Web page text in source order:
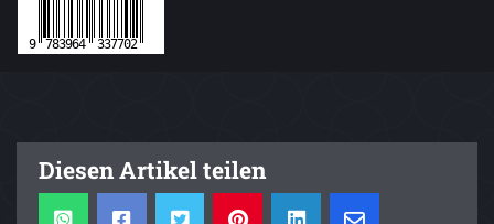
Diesen Artikel teilen